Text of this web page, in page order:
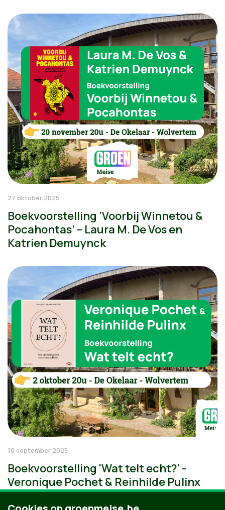
27 oktober 2025
Boekvoorstelling ‘Voorbij Winnetou &
Pocahontas’ – Laura M. De Vos en
Katrien Demuynck
10 september 2025
Boekvoorstelling 'Wat telt echt?' -
Veronique Pochet & Reinhilde Pulinx